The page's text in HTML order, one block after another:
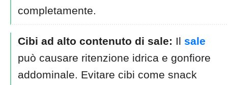
completamente.
Cibi ad alto contenuto di sale: Il sale
può causare ritenzione idrica e gonfiore
addominale. Evitare cibi come snack